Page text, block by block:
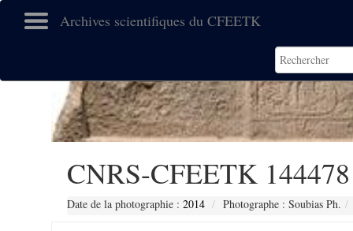
Archives scientifiques du CFEETK
CNRS-CFEETK 144478
Date de la photographie : 2014 Photographe : Soubias Ph.